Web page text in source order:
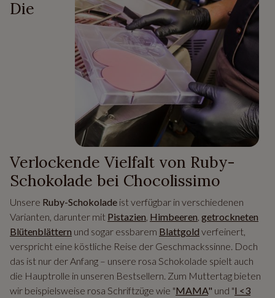
Die
Verlockende Vielfalt von Ruby-
Schokolade bei Chocolissimo
Unsere Ruby-Schokolade ist verfügbar in verschiedenen
Varianten, darunter mit Pistazien Himbeeren getrockneten
Blütenblättern und sogar essbarem Blattgold verfeinert,
verspricht eine köstliche Reise der Geschmackssinne. Doch
das ist nur der Anfang – unsere rosa Schokolade spielt auch
die Hauptrolle in unseren Bestsellern. Zum Muttertag bieten
wir beispielsweise rosa Schriftzüge wie "MAMA" und "I <3